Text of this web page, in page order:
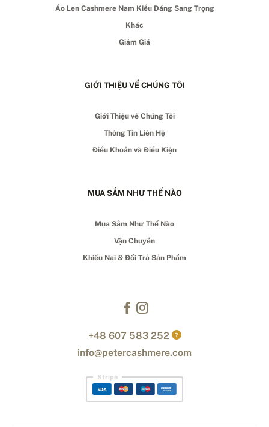
Áo Len Cashmere Nam Kiểu Dáng Sang Trọng
Khác
Giảm Giá
GIỚI THIỆU VỀ CHÚNG TÔI
Giới Thiệu về Chúng Tôi
Thông Tin Liên Hệ
Điều Khoản và Điều Kiện
MUA SẮM NHƯ THẾ NÀO
Mua Sắm Như Thế Nào
Vận Chuyển
Khiếu Nại & Đổi Trả Sản Phẩm
+48 607 583 252 ?
info@petercashmere.com
Stripe